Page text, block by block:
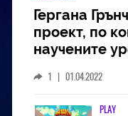
Гергана
проект, по
научените
който
като екип
1 | 01.04.2022
PLAY